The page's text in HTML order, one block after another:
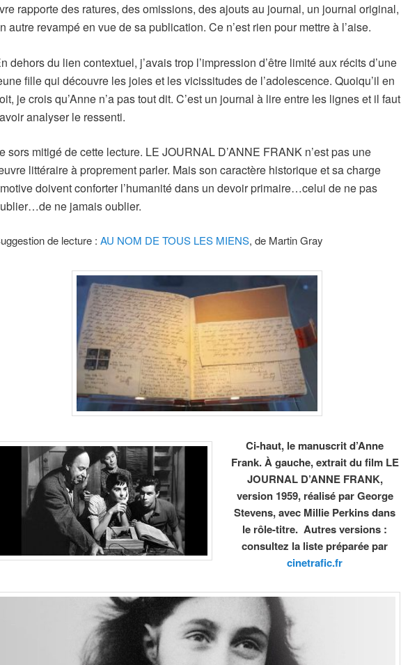
rapporte des ratures, des omissions, des ajouts au journal, un journal original,
autre revampé en vue de sa publication. Ce n’est rien pour mettre à l’aise.
dehors du lien contextuel, j’avais trop l’impression d’être limité aux récits d’une
fille qui découvre les joies et les vicissitudes de l’adolescence. Quoiqu’il en
je crois qu’Anne n’a pas tout dit. C’est un journal à lire entre les lignes et il faut
analyser le ressenti.
sors mitigé de cette lecture. LE JOURNAL D’ANNE FRANK n’est pas une
littéraire à proprement parler. Mais son caractère historique et sa charge
doivent conforter l’humanité dans un devoir primaire…celui de ne pas
ne jamais oublier.
de lecture : AU NOM DE TOUS LES MIENS, de Martin Gray
Ci-haut, le manuscrit d’Anne
Frank. À gauche, extrait du film LE
JOURNAL D’ANNE FRANK,
version 1959, réalisé par George
Stevens, avec Millie Perkins dans
le rôle-titre. Autres versions :
consultez la liste préparée par
cinetrafic.fr